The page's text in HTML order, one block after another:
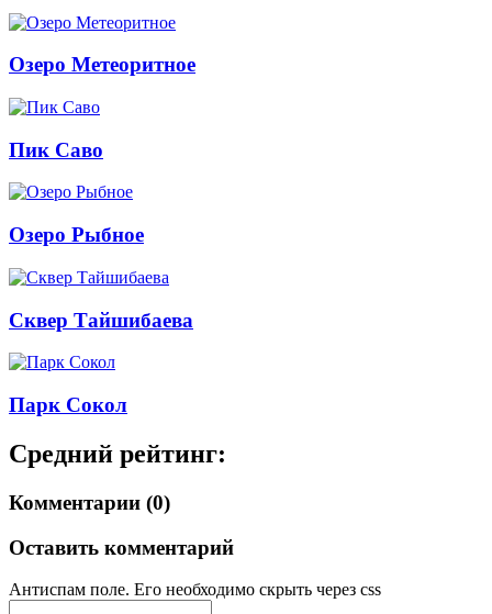
Озеро Метеоритное
Пик Саво
Озеро Рыбное
Сквер Тайшибаева
Парк Сокол
Средний рейтинг:
Комментарии (0)
Оставить комментарий
Антиспам поле. Его необходимо скрыть через css